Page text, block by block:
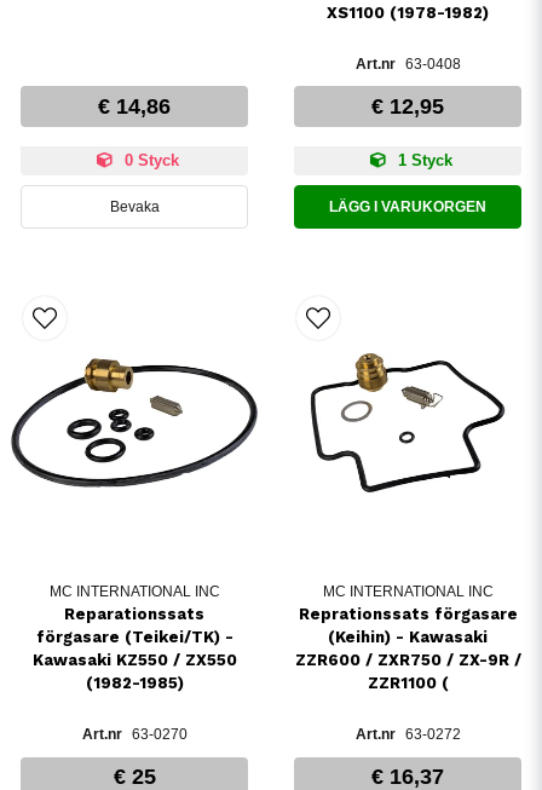
€ 14,86
0 Styck
Bevaka
XS1100 (1978-1982)
63-0408
€ 12,95
1 Styck
LÄGG I VARUKORGEN
MC INTERNATIONAL INC
Reparationssats
förgasare (Teikei/TK) -
Kawasaki KZ550 / ZX550
(1982-1985)
63-0270
€ 25
MC INTERNATIONAL INC
Reprationssats förgasare
(Keihin) - Kawasaki
ZZR600 / ZXR750 / ZX-9R /
ZZR1100 (
63-0272
€ 16,37